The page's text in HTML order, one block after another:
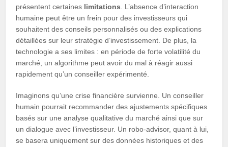
présentent certaines limitations . L’absence d’interaction
humaine peut être un frein pour des investisseurs qui
souhaitent des conseils personnalisés ou des explications
détaillées sur leur stratégie d’investissement. De plus, la
technologie a ses limites : en période de forte volatilité du
marché, un algorithme peut avoir du mal à réagir aussi
rapidement qu’un conseiller expérimenté.
Imaginons qu’une crise financière survienne. Un conseiller
humain pourrait recommander des ajustements spécifiques
basés sur une analyse qualitative du marché ainsi que sur
un dialogue avec l’investisseur. Un robo-advisor, quant à lui,
se basera uniquement sur des données historiques et des